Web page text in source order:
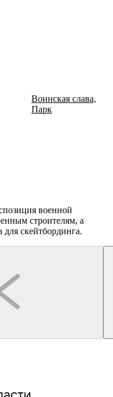
Воинская слава,
Парк
военной
строителям, а
скейтбординга.